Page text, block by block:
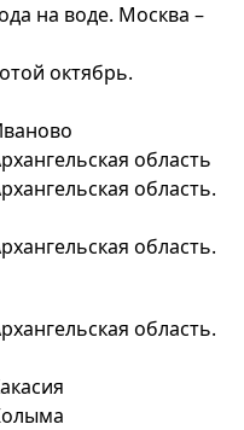
на воде. Москва –
октябрь.
область
область.
область.
область.